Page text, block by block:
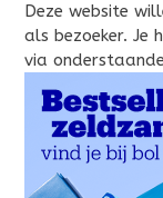
Deze website
als bezoeker. Je
via